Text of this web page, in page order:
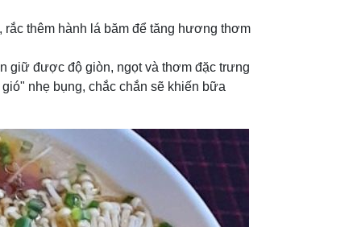
thêm hành lá băm để tăng hương thơm
giữ được độ giòn, ngọt và thơm đặc trưng
nhẹ bụng, chắc chắn sẽ khiến bữa